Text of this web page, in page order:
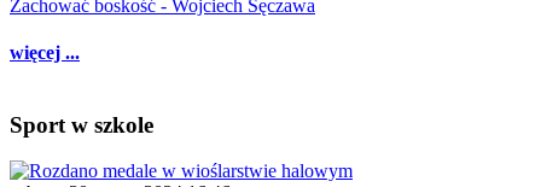
Zachować boskość - Wojciech Sęczawa
więcej ...
Sport w szkole